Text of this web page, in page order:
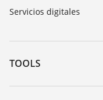
Servicios digitales
TOOLS
Zona de descarga